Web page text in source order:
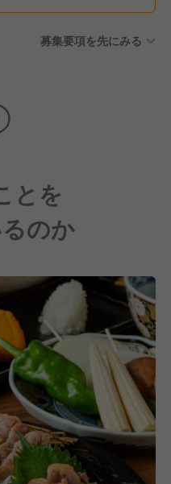
募集要項を先にみる
とを
のか